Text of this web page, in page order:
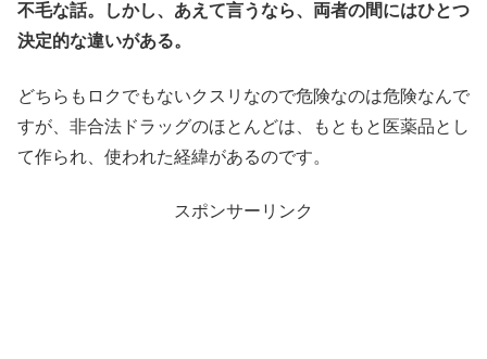
不毛な話。しかし、あえて言うなら、両者の間にはひとつ
決定的な違いがある。
どちらもロクでもないクスリなので危険なのは危険なんで
すが、非合法ドラッグのほとんどは、もともと医薬品とし
て作られ、使われた経緯があるのです。
スポンサーリンク